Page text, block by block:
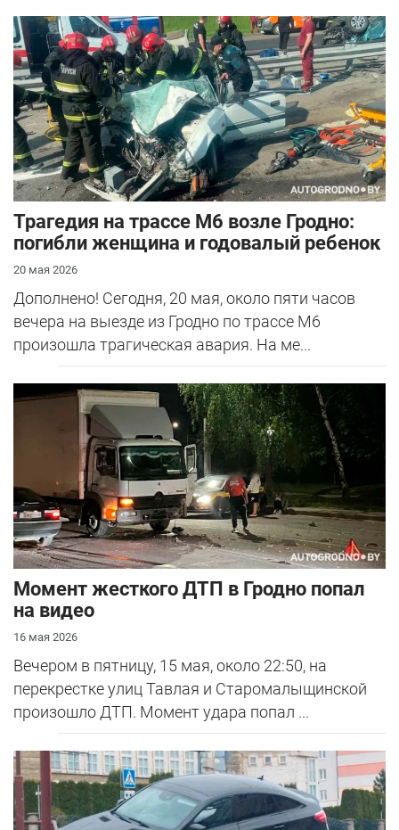
Трагедия на трассе М6 возле Гродно:
погибли женщина и годовалый ребенок
20 мая 2026
Дополнено! Сегодня, 20 мая, около пяти часов
вечера на выезде из Гродно по трассе М6
произошла трагическая авария. На ме...
Момент жесткого ДТП в Гродно попал
на видео
16 мая 2026
Вечером в пятницу, 15 мая, около 22:50, на
перекрестке улиц Тавлая и Старомалыщинской
произошло ДТП. Момент удара попал ...